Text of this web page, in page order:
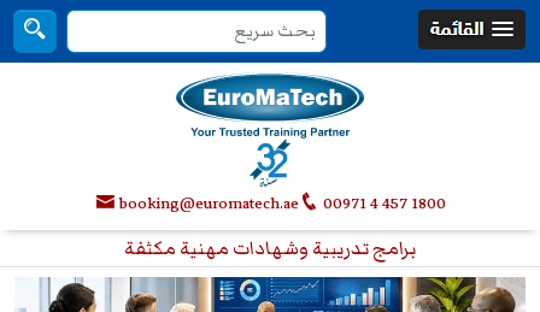
00971 4 457 1800
booking@euromatech.ae
برامج تدريبية وشهادات مهنية مكثفة